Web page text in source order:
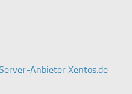
Anbieter Xentos.de